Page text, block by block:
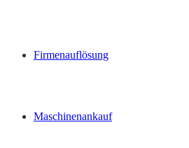
Firmenauflösung
Maschinenankauf